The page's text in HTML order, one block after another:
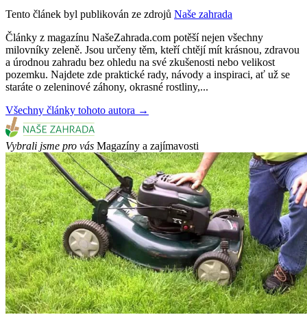
Tento článek byl publikován ze zdrojů Naše zahrada
Články z magazínu NašeZahrada.com potěší nejen všechny
milovníky zeleně. Jsou určeny těm, kteří chtějí mít krásnou, zdravou
a úrodnou zahradu bez ohledu na své zkušenosti nebo velikost
pozemku. Najdete zde praktické rady, návody a inspiraci, ať už se
staráte o zeleninové záhony, okrasné rostliny,...
Všechny články tohoto autora →
Vybrali jsme pro vás Magazíny a zajímavosti